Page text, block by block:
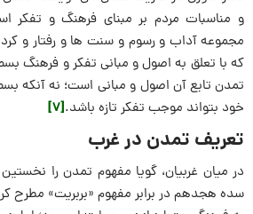
و مناسبات مردم بر مبنای فرهنگ و تفکر
مجموعه آداب و رسوم و سنت ها و رفتار و
که با تعلق به اصول و مبانی تفکر و فرهنگ
تمدن تابع آن اصول و مبانی است؛ نه آنکه
خود بتواند موجب تفکر تازه باشد.[7]
تعریف تمدن در غرب
در میان غربیان، گویا مفهوم تمدن را
سده هجدهم در برابر مفهوم «بربریت» مطرح